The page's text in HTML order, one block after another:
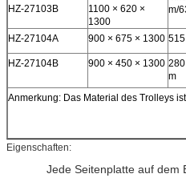
m/
HZ-27103B
1100 × 620 ×
1300
HZ-27104A
900 × 675 × 1300
HZ-27104B 900 × 450 × 1300
m
Anmerkung: Das Material des Trolleys
Eigenschaften:
Jede Seitenplatte auf dem